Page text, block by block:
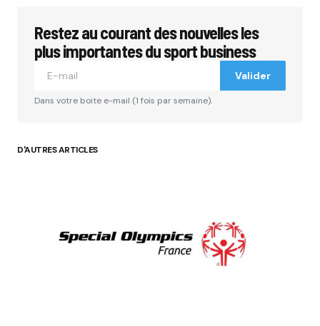
Restez au courant des nouvelles les
plus importantes du sport business
Valider
Dans votre boite e-mail (1 fois par semaine).
D'AUTRES ARTICLES